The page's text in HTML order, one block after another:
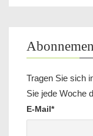
Tragen Sie sich
Sie jede Woche
E-Mail*